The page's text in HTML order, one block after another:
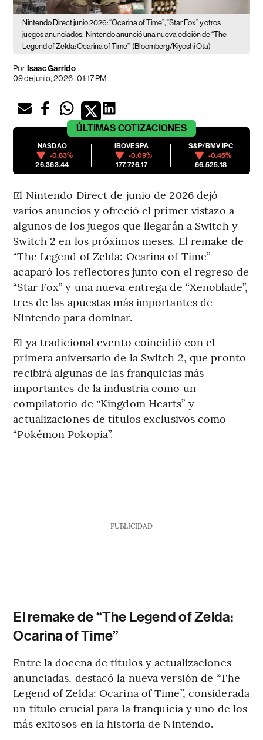
Nintendo Direct junio 2026: “Ocarina of Time”, “Star Fox” y otros
juegos anunciados. Nintendo anunció una nueva edición de “The
Legend of Zelda: Ocarina of Time” (Bloomberg/Kiyoshi Ota)
PorIsaac Garrido
09 de junio, 2026 | 01:17 PM
ÚLTIMAS COTIZACIONES
NASDAQ
-0.83%
26,363.44
IBOVESPA
-0.09%
177,726.17
S&P/BMV IPC
-0.46%
66,525.18
El Nintendo Direct de junio de 2026 dejó
varios anuncios y ofreció el primer vistazo a
algunos de los juegos que llegarán a Switch y
Switch 2 en los próximos meses. El remake de
“The Legend of Zelda: Ocarina of Time”
acaparó los reflectores junto con el regreso de
“Star Fox” y una nueva entrega de “Xenoblade”,
tres de las apuestas más importantes de
Nintendo para dominar.
El ya tradicional evento coincidió con el
primera aniversario de la Switch 2, que pronto
recibirá algunas de las franquicias más
importantes de la industria como un
compilatorio de “Kingdom Hearts” y
actualizaciones de títulos exclusivos como
“Pokémon Pokopia”.
PUBLICIDAD
El remake de “The Legend of Zelda:
Ocarina of Time”
Entre la docena de títulos y actualizaciones
anunciadas, destacó la nueva versión de “The
Legend of Zelda: Ocarina of Time”, considerada
un título crucial para la franquicia y uno de los
más exitosos en la historia de Nintendo.